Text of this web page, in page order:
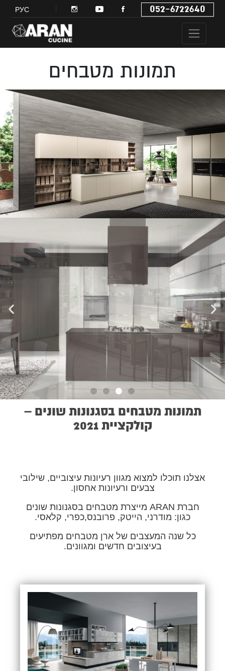
РУС 052-6722640
תמונות מטבחים
תמונות מטבחים בסגנונות שונים –
קולקציית 2021
אצלנו תוכלו למצוא מגוון רעיונות עיצוביים, שילובי
צבעים ורעיונות אחסון.
חברת ARAN מייצרת מטבחים בסגנונות שונים
כגון: מודרני, הייטק, פרובנס,כפרי, קלאסי.
כל שנה המעצבים של ארן מטבחים מפתיעים
בעיצובים חדשים ומגוונים.